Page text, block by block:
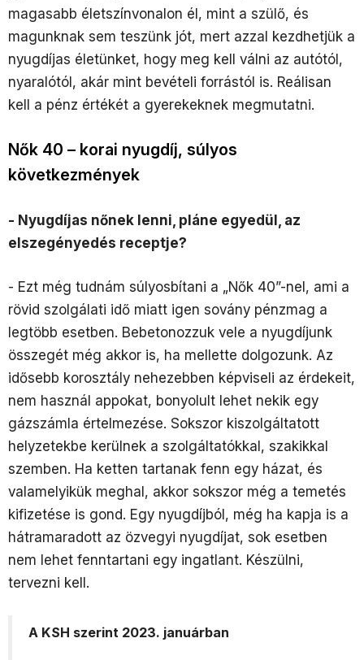
magasabb életszínvonalon él, mint a szülő, és
magunknak sem teszünk jót, mert azzal kezdhetjük a
nyugdíjas életünket, hogy meg kell válni az autótól,
nyaralótól, akár mint bevételi forrástól is. Reálisan
kell a pénz értékét a gyerekeknek megmutatni.
Nők 40 – korai nyugdíj, súlyos
következmények
- Nyugdíjas nőnek lenni, pláne egyedül, az
elszegényedés receptje?
- Ezt még tudnám súlyosbítani a „Nők 40”-nel, ami a
rövid szolgálati idő miatt igen sovány pénzmag a
legtöbb esetben. Bebetonozzuk vele a nyugdíjunk
összegét még akkor is, ha mellette dolgozunk. Az
idősebb korosztály nehezebben képviseli az érdekeit,
nem használ appokat, bonyolult lehet nekik egy
gázszámla értelmezése. Sokszor kiszolgáltatott
helyzetekbe kerülnek a szolgáltatókkal, szakikkal
szemben. Ha ketten tartanak fenn egy házat, és
valamelyikük meghal, akkor sokszor még a temetés
kifizetése is gond. Egy nyugdíjból, még ha kapja is a
hátramaradott az özvegyi nyugdíjat, sok esetben
nem lehet fenntartani egy ingatlant. Készülni,
tervezni kell.
A KSH szerint 2023. januárban